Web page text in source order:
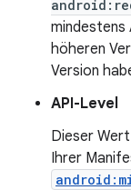
mindestens
höheren
Version
API-Level
Dieser
Ihrer